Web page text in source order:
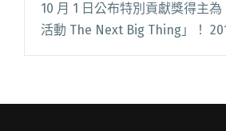
10 月 1 日公布特別貢獻獎得主為
活動 The Next Big Thing」！
團誕生系列活動」，與金音創作